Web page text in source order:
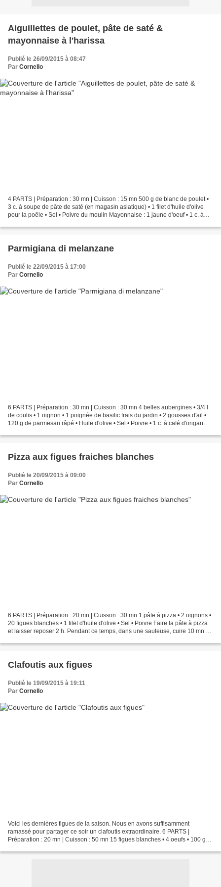
Aiguillettes de poulet, pâte de saté &
mayonnaise à l'harissa
Publié le 26/09/2015 à 08:47
Par Cornello
4 PARTS | Préparation : 30 mn | Cuisson : 15 mn 500 g de blanc de poulet •
3 c. à soupe de pâte de saté (en magasin asiatique) • 1 filet d'huile d'olive
pour la poêle • Sel • Poivre du moulin Mayonnaise : 1 jaune d'oeuf • 1 c. à
Parmigiana di melanzane
Publié le 22/09/2015 à 17:00
Par Cornello
6 PARTS | Préparation : 30 mn | Cuisson : 30 mn 4 belles aubergines • 3/4 l
de coulis • 1 oignon • 1 poignée de basilic frais du jardin • 2 gousses d'ail •
120 g de parmesan râpé • Huile d'olive • Sel • Poivre • 1 c. à café d'origan
Pizza aux figues fraiches blanches
Publié le 20/09/2015 à 09:00
Par Cornello
6 PARTS | Préparation : 20 mn | Cuisson : 30 mn 1 pâte à pizza • 2 oignons •
20 figues blanches • 1 filet d'huile d'olive • Sel • Poivre Faire la pâte à pizza
et laisser reposer 2 h. Pendant ce temps, dans une sauteuse, cuire 10 mn à
Clafoutis aux figues
Publié le 19/09/2015 à 19:11
Par Cornello
Voici les dernières figues de la saison. Nous en avons suffisamment
ramassé pour partager ce soir un clafoutis extraordinaire. 6 PARTS |
Préparation : 20 mn | Cuisson : 50 mn 15 figues blanches • 4 oeufs • 100 g